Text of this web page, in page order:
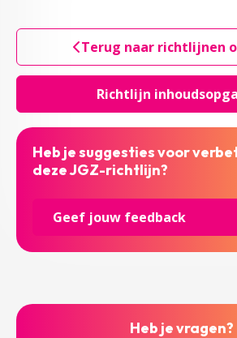
Richtlijn
Terug naar richtlijnen
Heb je suggesties voor
deze JGZ-richtlijn?
Geef jouw feedback
Heb je vragen?